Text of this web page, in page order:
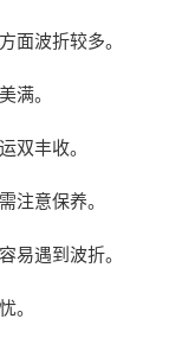
面波折较多。
满。
双丰收。
注意保养。
易遇到波折。
。